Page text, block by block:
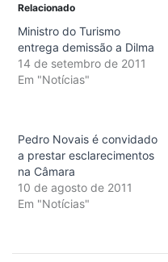
Relacionado
Ministro do Turismo
entrega demissão a Dilma
14 de setembro de 2011
Em "Notícias"
Pedro Novais é convidado
a prestar esclarecimentos
na Câmara
10 de agosto de 2011
Em "Notícias"